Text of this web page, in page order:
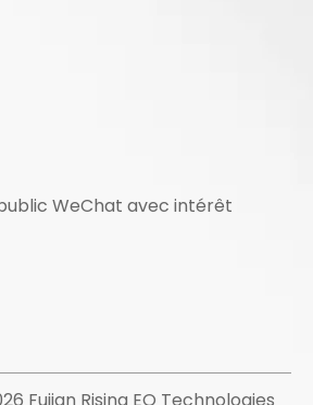
WeChat avec intérêt